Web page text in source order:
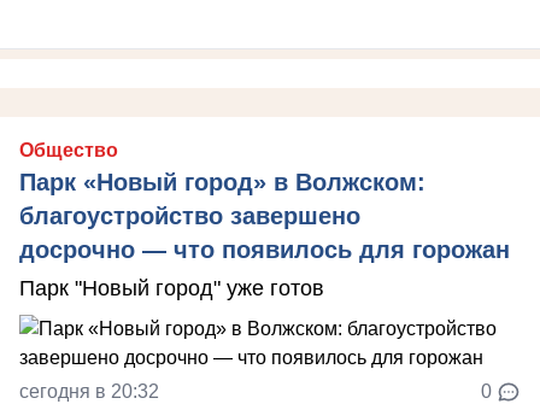
Общество
Парк «Новый город» в Волжском:
благоустройство завершено
досрочно — что появилось для горожан
Парк "Новый город" уже готов
сегодня в 20:32 0